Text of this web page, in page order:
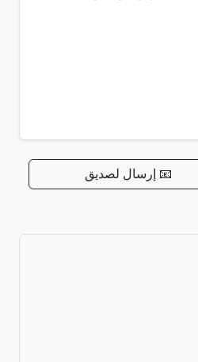
📧 إرسال لصديق